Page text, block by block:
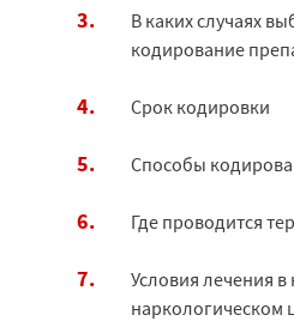
В каких случаях
кодирование
Срок кодировки
Способы
Где проводится
Условия лечения
наркологическом